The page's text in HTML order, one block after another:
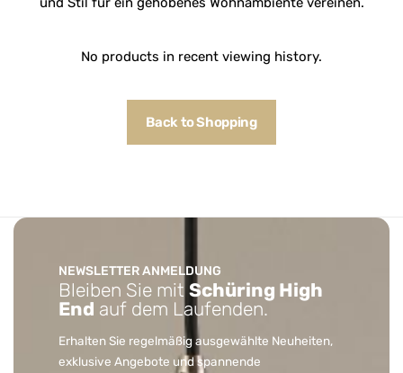
No products in recent viewing history.
Back to Shopping
NEWSLETTER ANMELDUNG
Bleiben Sie mit Schüring High
End auf dem Laufenden.
Erhalten Sie regelmäßig ausgewählte Neuheiten,
exklusive Angebote und spannende